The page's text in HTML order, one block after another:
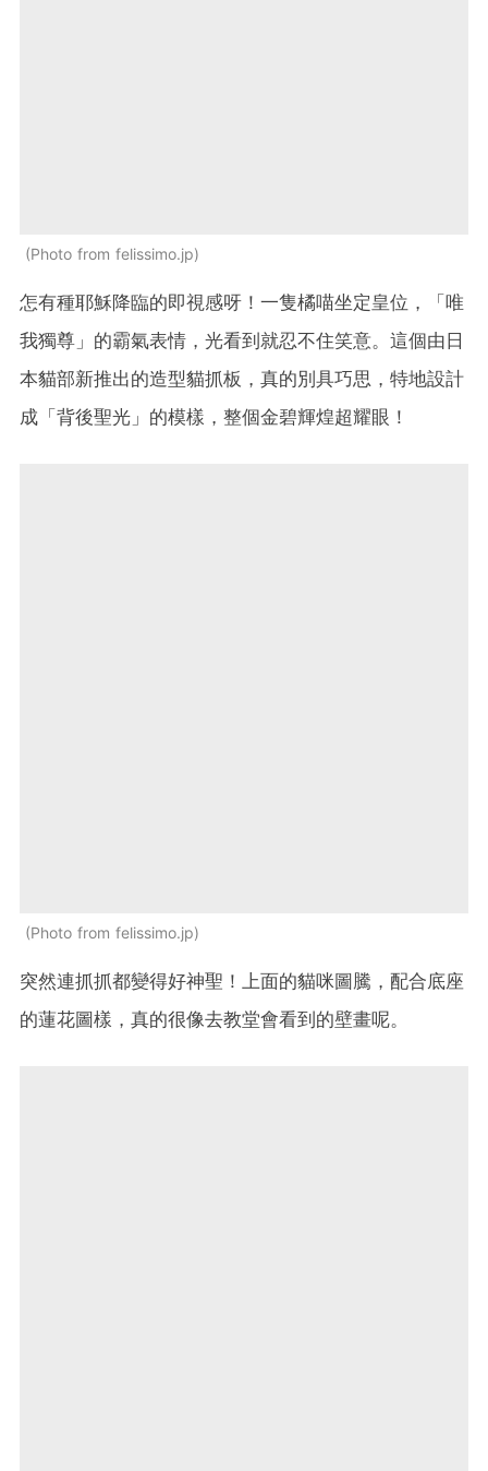
Photo from felissimo.jp
怎有種耶穌降臨的即視感呀！一隻橘喵坐定皇位，「唯
我獨尊」的霸氣表情，光看到就忍不住笑意。這個由日
本貓部新推出的造型貓抓板，真的別具巧思，特地設計
成「背後聖光」的模樣，整個金碧輝煌超耀眼！
Photo from felissimo.jp
突然連抓抓都變得好神聖！上面的貓咪圖騰，配合底座
的蓮花圖樣，真的很像去教堂會看到的壁畫呢。